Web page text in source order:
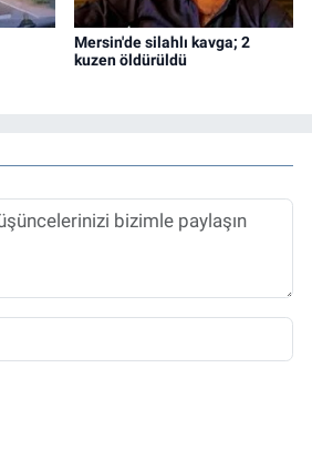
Mersin'de silahlı kavga; 2
kuzen öldürüldü